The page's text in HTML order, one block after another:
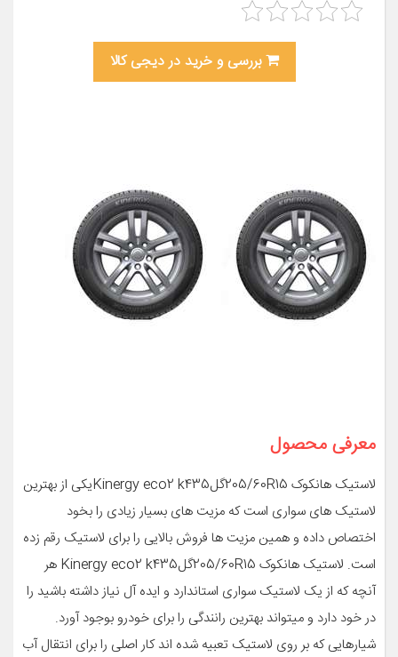
بررسی و خرید در دیجی کالا
معرفی محصول
لاستیک هانکوک 205/60R15گلKinergy eco2 k435یکی از بهترین
لاستیک های سواری است که مزیت های بسیار زیادی را بخود
اختصاص داده و همین مزیت ها فروش بالایی را برای لاستیک رقم زده
است. لاستیک هانکوک 205/60R15گلKinergy eco2 k435 هر
آنچه که از یک لاستیک سواری استاندارد و ایده آل نیاز داشته باشید را
در خود دارد و میتواند بهترین رانندگی را برای خودرو بوجود آورد.
شیارهایی که بر روی لاستیک تعبیه شده اند کار اصلی را برای انتقال آب